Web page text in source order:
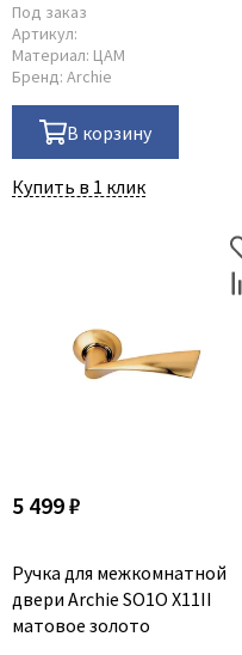
Под заказ
Артикул:
Материал: ЦАМ
Бренд: Archie
В корзину
Купить в 1 клик
5 499 ₽
Ручка для межкомнатной
двери Archie SO1O X11II
матовое золото